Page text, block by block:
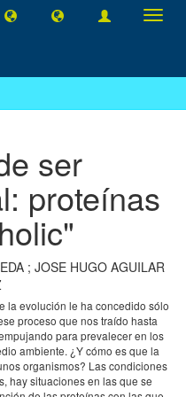
ser
proteínas
; JOSE HUGO AGUILAR
la evolución le ha concedido sólo
proceso que nos traído hasta
para prevalecer en los
ambiente. ¿Y cómo es que la
organismos? Las condiciones
hay situaciones en las que se